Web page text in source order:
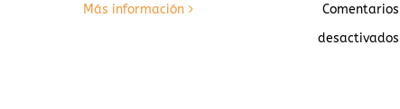
Más información
Comentarios
desactivados